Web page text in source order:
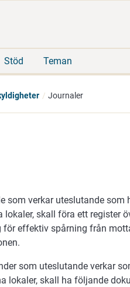
Stöd Teman
Journaler
som verkar uteslutande som
skall föra ett register
effektiv spårning från
som uteslutande verkar
lokaler, skall ha följande